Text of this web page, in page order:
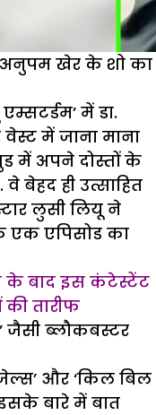
अनुपम खेर के शो का
में डा.
में जाना माना
में अपने दोस्तों के
बेहद ही उत्साहित
लुसी लियू ने
एक एपिसोड का
के बाद इस कंटेस्टेंट
की तारीफ
जैसी ब्लौकबस्टर
और ‘किल बिल
बारे में बात